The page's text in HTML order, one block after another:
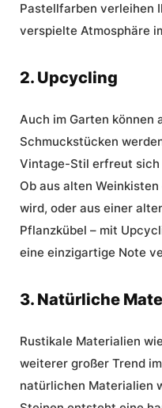
Pastellfarben verleihen
verspielte Atmosphäre
2. Upcycling
Auch im Garten können
Schmuckstücken
Vintage-Stil erfreut sich
Ob aus alten
wird, oder aus einer
Pflanzkübel – mit
eine einzigartige Note
3. Natürliche
Rustikale Materialien
weiterer großer Trend
natürlichen Materialien